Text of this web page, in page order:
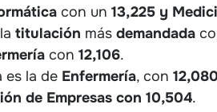
con un 13,225 y
titulación más demandada
con 12,106.
es la de Enfermería, con 12,080
de Empresas con 10,504.